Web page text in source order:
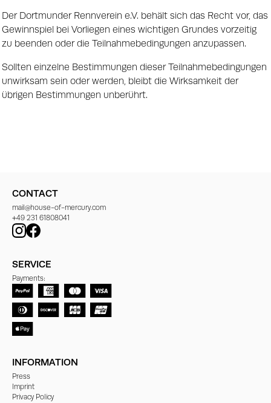
Der Dortmunder Rennverein e.V. behält sich das Recht vor, das
Gewinnspiel bei Vorliegen eines wichtigen Grundes vorzeitig
zu beenden oder die Teilnahmebedingungen anzupassen.
Sollten einzelne Bestimmungen dieser Teilnahmebedingungen
unwirksam sein oder werden, bleibt die Wirksamkeit der
übrigen Bestimmungen unberührt.
CONTACT
mail@house-of-mercury.com
+49 231 61808041
SERVICE
Payments:
INFORMATION
Press
Imprint
Privacy Policy